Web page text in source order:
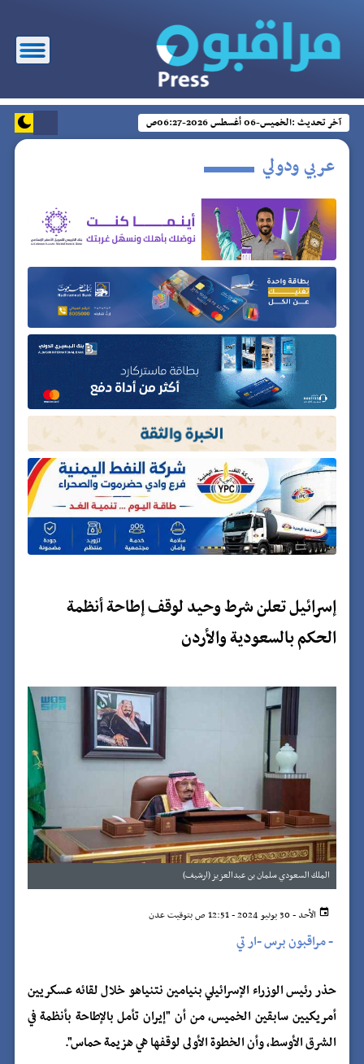
آخر تحديث :الخميس-06 أغسطس 2026-06:27ص
عربي ودولي
إسرائيل تعلن شرط وحيد لوقف إطاحة أنظمة
الحكم بالسعودية والأردن
الملك السعودي سلمان بن عبدالعزيز (ارشيف)
الأحد - 30 يونيو 2024 - 12:51 ص بتوقيت عدن
-مراقبون برس -ار تي
حذر رئيس الوزراء الإسرائيلي بنيامين نتنياهو خلال لقائه عسكريين
أمريكيين سابقين الخميس، من أن "إيران تأمل بالإطاحة بأنظمة في
الشرق الأوسط، وأن الخطوة الأولى لوقفها هي هزيمة حماس".